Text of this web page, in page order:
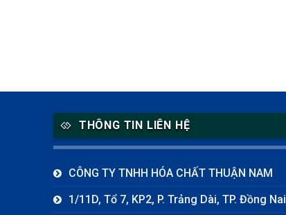
THÔNG TIN LIÊN HỆ
CÔNG TY TNHH HÓA CHẤT THUẬN NAM
1/11D, Tổ 7, KP2, P. Trảng Dài, TP. Đồng Nai